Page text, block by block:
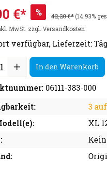
€* % 42,20 €*(14.93%
MwSt. zzgl. Versandkosten
verfügbar, Lieferzeit:
In den Warenkorb
06111-383-000
3
XL